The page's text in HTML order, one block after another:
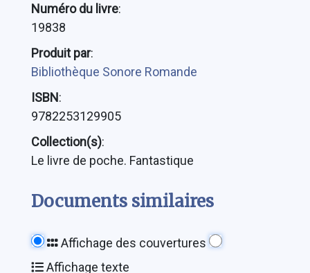
Numéro du livre:
19838
Produit par:
Bibliothèque Sonore Romande
ISBN:
9782253129905
Collection(s):
Le livre de poche. Fantastique
Documents similaires
Affichage des couvertures
Affichage texte